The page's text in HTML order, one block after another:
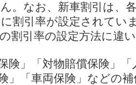
。なお、新車割引は、
割引率が設定されてい
割引率の設定方法に違
」「対物賠償保険」「
」「車両保険」などの補